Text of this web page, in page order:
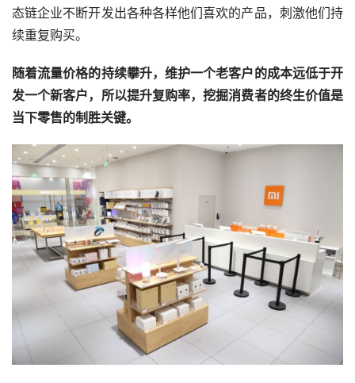
态链企业不断开发出各种各样他们喜欢的产品，刺激他们持
续重复购买。
随着流量价格的持续攀升，维护一个老客户的成本远低于开
发一个新客户，所以提升复购率，挖掘消费者的终生价值是
当下零售的制胜关键。